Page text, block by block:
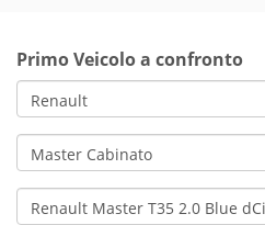
Primo Veicolo a confronto